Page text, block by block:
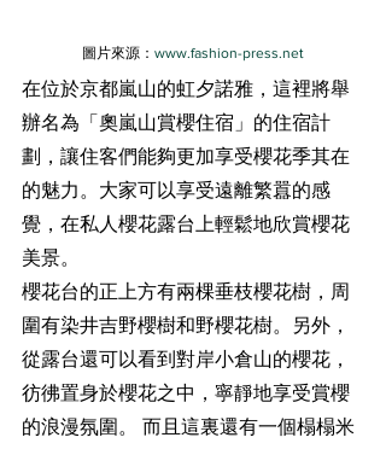
圖片來源： www.fashion-press.net
在位於京都嵐山的虹夕諾雅，這裡將舉
辦名為「奧嵐山賞櫻住宿」的住宿計
劃，讓住客們能夠更加享受櫻花季其在
的魅力。大家可以享受遠離繁囂的感
覺，在私人櫻花露台上輕鬆地欣賞櫻花
美景。
櫻花台的正上方有兩棵垂枝櫻花樹，周
圍有染井吉野櫻樹和野櫻花樹。另外，
從露台還可以看到對岸小倉山的櫻花，
彷彿置身於櫻花之中，寧靜地享受賞櫻
的浪漫氛圍。 而且這裏還有一個榻榻米